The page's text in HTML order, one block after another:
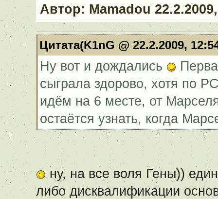
Автор: Mamadou
Цитата(K1nG @ 22.2.2009,
Ну вот и дождались
сыграла здорово, хотя по
идём на 6 месте, от
остаётся узнать, когда
ну, на все воля Гены))
либо дисквалификации